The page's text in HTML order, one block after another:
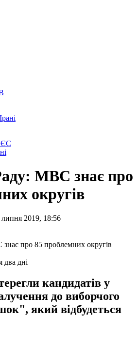
ЄС
МВС знає про
округів
2019, 18:56
два дні
кандидатів у
до виборчого
який відбудеться